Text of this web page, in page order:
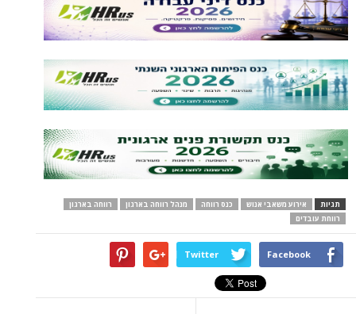
תגיות אירוע משאבי אנוש כנס רווחה מנהל רווחה בארגון
רווחה בארגון
רווחת עובדים
Facebook
Twitter